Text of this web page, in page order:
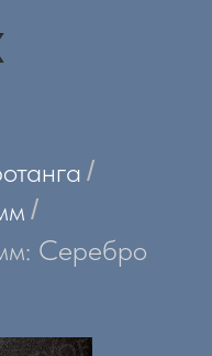
/
/
Серебро